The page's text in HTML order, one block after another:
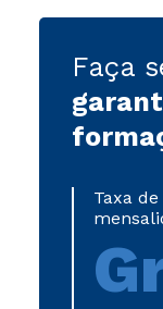
Faça
Taxa de